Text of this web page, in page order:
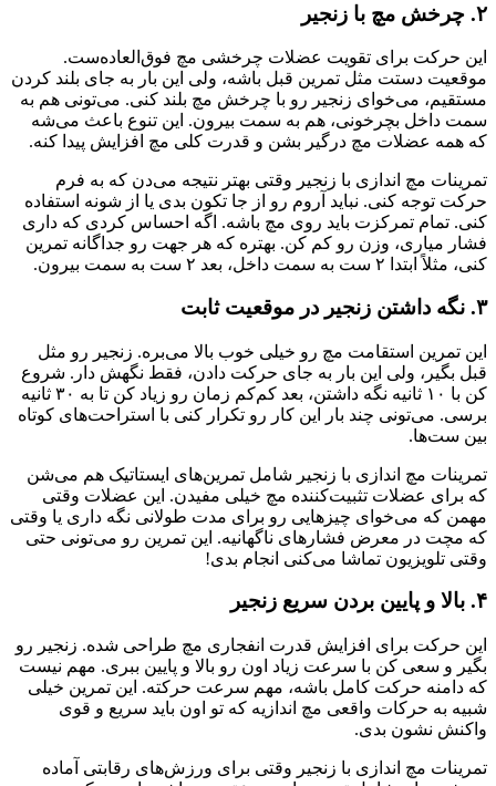
۲. چرخش مچ با زنجیر
این حرکت برای تقویت عضلات چرخشی مچ فوق‌العاده‌ست.
موقعیت دستت مثل تمرین قبل باشه، ولی این بار به جای بلند کردن
مستقیم، می‌خوای زنجیر رو با چرخش مچ بلند کنی. می‌تونی هم به
سمت داخل بچرخونی، هم به سمت بیرون. این تنوع باعث می‌شه
که همه عضلات مچ درگیر بشن و قدرت کلی مچ افزایش پیدا کنه.
تمرینات مچ اندازی با زنجیر وقتی بهتر نتیجه می‌دن که به فرم
حرکت توجه کنی. نباید آروم رو از جا تکون بدی یا از شونه استفاده
کنی. تمام تمرکزت باید روی مچ باشه. اگه احساس کردی که داری
فشار میاری، وزن رو کم کن. بهتره که هر جهت رو جداگانه تمرین
کنی، مثلاً ابتدا ۲ ست به سمت داخل، بعد ۲ ست به سمت بیرون.
۳. نگه داشتن زنجیر در موقعیت ثابت
این تمرین استقامت مچ رو خیلی خوب بالا می‌بره. زنجیر رو مثل
قبل بگیر، ولی این بار به جای حرکت دادن، فقط نگهش دار. شروع
کن با ۱۰ ثانیه نگه داشتن، بعد کم‌کم زمان رو زیاد کن تا به ۳۰ ثانیه
برسی. می‌تونی چند بار این کار رو تکرار کنی با استراحت‌های کوتاه
بین ست‌ها.
تمرینات مچ اندازی با زنجیر شامل تمرین‌های ایستاتیک هم می‌شن
که برای عضلات تثبیت‌کننده مچ خیلی مفیدن. این عضلات وقتی
مهمن که می‌خوای چیزهایی رو برای مدت طولانی نگه داری یا وقتی
که مچت در معرض فشارهای ناگهانیه. این تمرین رو می‌تونی حتی
وقتی تلویزیون تماشا می‌کنی انجام بدی!
۴. بالا و پایین بردن سریع زنجیر
این حرکت برای افزایش قدرت انفجاری مچ طراحی شده. زنجیر رو
بگیر و سعی کن با سرعت زیاد اون رو بالا و پایین ببری. مهم نیست
که دامنه حرکت کامل باشه، مهم سرعت حرکته. این تمرین خیلی
شبیه به حرکات واقعی مچ اندازیه که تو اون باید سریع و قوی
واکنش نشون بدی.
تمرینات مچ اندازی با زنجیر وقتی برای ورزش‌های رقابتی آماده